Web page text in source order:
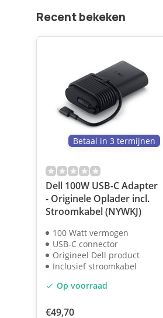
Recent bekeken
Betaal in 3 termijnen
Dell 100W USB-C Adapter
- Originele Oplader incl.
Stroomkabel (NYWKJ)
100 Watt vermogen
USB-C connector
Origineel Dell product
Inclusief stroomkabel
Op voorraad
€49,70